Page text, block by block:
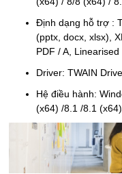
Định dạng hỗ trợ :
(pptx, docx, xlsx),
PDF / A, Linearised
Driver: TWAIN
Hệ điều hành:
(x64) /8.1 /8.1